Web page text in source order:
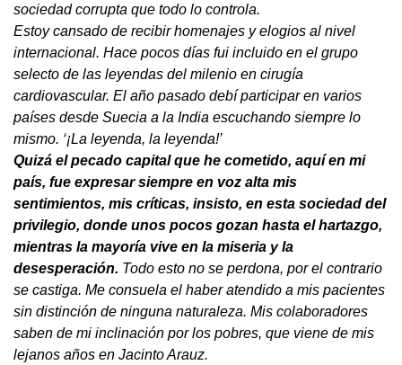
sociedad corrupta que todo lo controla.
Estoy cansado de recibir homenajes y elogios al nivel
internacional. Hace pocos días fui incluido en el grupo
selecto de las leyendas del milenio en cirugía
cardiovascular. El año pasado debí participar en varios
países desde Suecia a la India escuchando siempre lo
mismo. ‘¡La leyenda, la leyenda!’
Quizá el pecado capital que he cometido, aquí en mi
país, fue expresar siempre en voz alta mis
sentimientos, mis críticas, insisto, en esta sociedad del
privilegio, donde unos pocos gozan hasta el hartazgo,
mientras la mayoría vive en la miseria y la
desesperación. Todo esto no se perdona, por el contrario
se castiga. Me consuela el haber atendido a mis pacientes
sin distinción de ninguna naturaleza. Mis colaboradores
saben de mi inclinación por los pobres, que viene de mis
lejanos años en Jacinto Arauz.